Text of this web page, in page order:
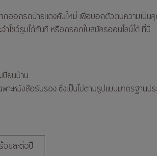
ออกรถป้ายแดงคันใหม่ เพื่อบอกตัวตนความเป็น
จำโชว์รูมได้ทันที หรือกรอกใบสมัครออนไลน์ได้ที่นี่
บียนบ้าน
าะหนังสือรับรอง ซึ่งเป็นไปตามรูปแบบมาตรฐาน
อยละต่อปี